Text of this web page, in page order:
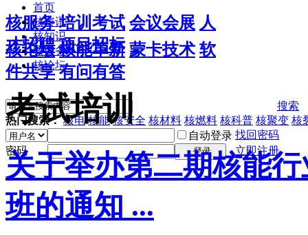
核服务 培训考试 会议会展 人
才招聘 项目招标
核论坛 核能革新 蒙卡技术 软
件共享 有问有答
搜索
热门搜索： 核电 核能 核安全 核材料 核燃料 核科普 核聚变 核
自动登录 找回密码
密码
登录 立即注册
首页
核资讯
核知识
核服务
核论坛
考试培训
关于举办第二期核能
班的通知 ...